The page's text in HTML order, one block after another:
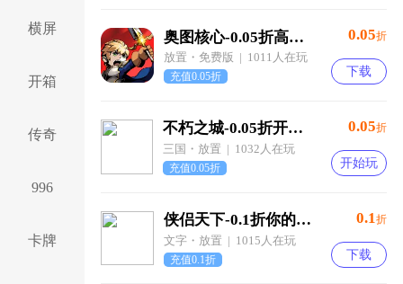
横屏
开箱
传奇
996
卡牌
奥图核心-0.05折高返代金免肝
放置・免费版 | 1011人在玩
充值0.05折
0.05折
下载
不朽之城-0.05折开局送自选金将-混服
三国・放置 | 1032人在玩
充值0.05折
0.05折
开始玩
侠侣天下-0.1折你的江湖-混服
文字・放置 | 1015人在玩
充值0.1折
0.1折
下载